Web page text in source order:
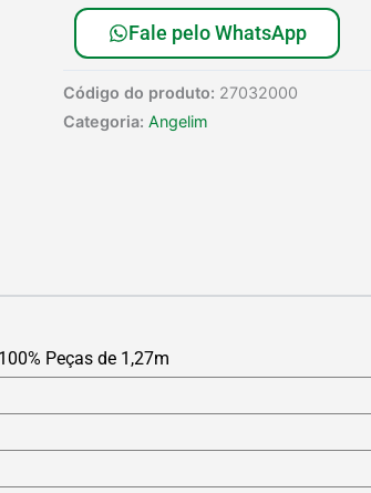
Fale pelo WhatsApp
Código do produto: 27032000
Categoria: Angelim
Peças de 1,27m